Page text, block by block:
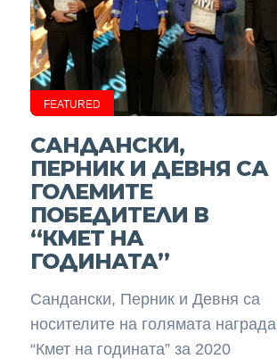
FEATURED
САНДАНСКИ,
ПЕРНИК И ДЕВНЯ СА
ГОЛЕМИТЕ
ПОБЕДИТЕЛИ В
“КМЕТ НА
ГОДИНАТА”
Сандански, Перник и Девня са
носителите на голямата награда
“Кмет на годината” за 2020